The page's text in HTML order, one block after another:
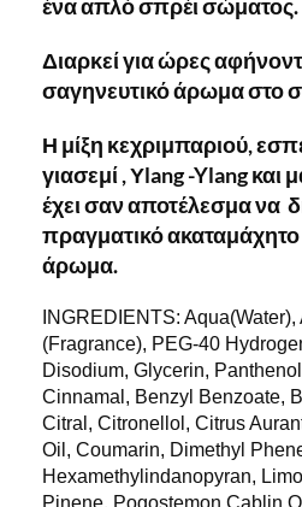
ένα απλό σπρέι σώματος.
Διαρκεί για ώρες
σαγηνευτικό άρωμα στο
Η μίξη κεχριμπαριού,
γιασεμί , Υlang -Ylang και
έχει σαν αποτέλεσμα να
πραγματικό
άρωμα.
INGREDIENTS:
(Fragrance), PEG-40
Disodium, Glycerin,
Cinnamal, Benzyl Benzoate,
Citral, Citronellol, Citrus
Oil, Coumarin, Dimethyl
Hexamethylindanopyran,
Pinene, Pogostemon Cablin